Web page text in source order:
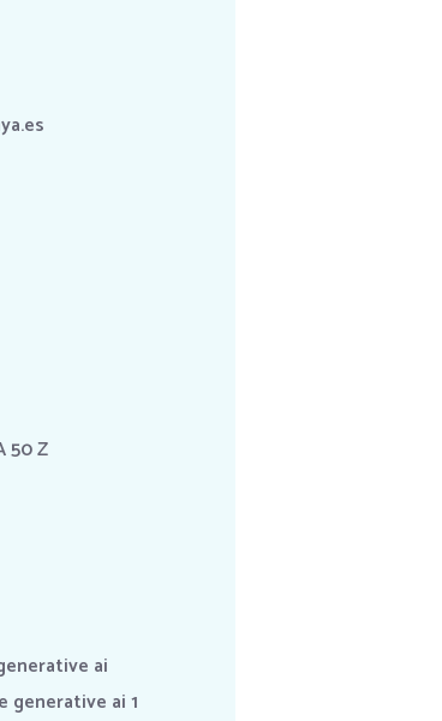
50 Z
ai
generative ai 1